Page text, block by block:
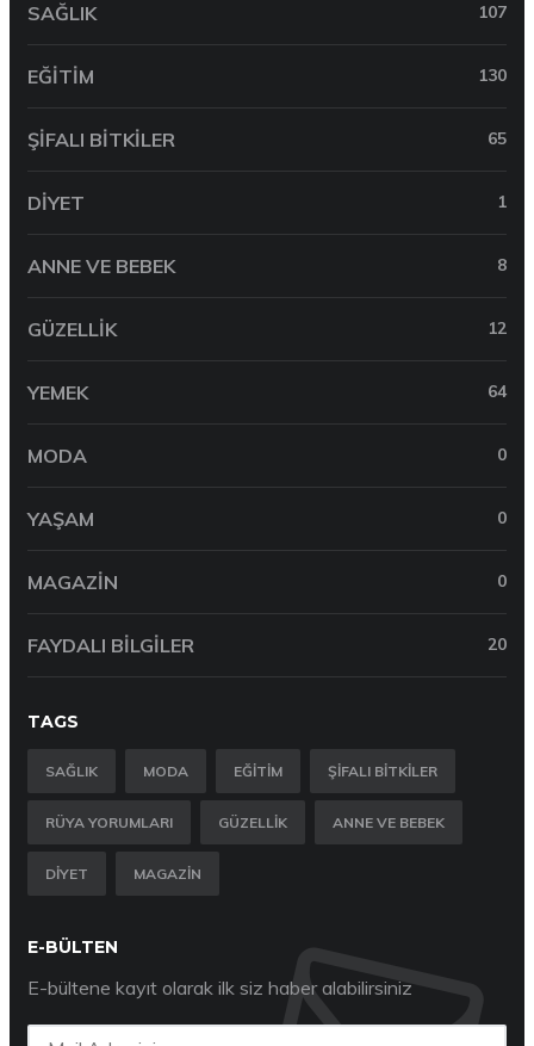
SAĞLIK 107
EĞITIM 130
ŞIFALI BITKILER 65
DIYET 1
ANNE VE BEBEK 8
GÜZELLIK 12
YEMEK 64
MODA 0
YAŞAM 0
MAGAZIN 0
FAYDALI BILGILER 20
TAGS
SAĞLIK MODA EĞITIM ŞIFALI BITKILER
RÜYA YORUMLARI GÜZELLIK ANNE VE BEBEK
DIYET MAGAZIN
E-BÜLTEN
E-bültene kayıt olarak ilk siz haber alabilirsiniz